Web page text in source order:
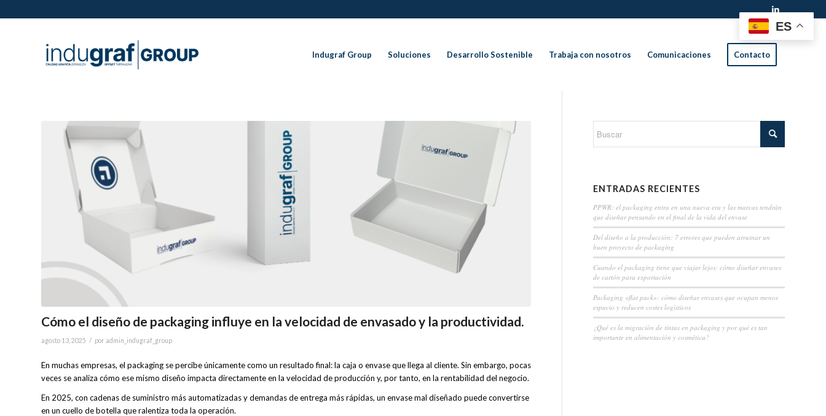
Indugraf Group Soluciones Desarrollo Sostenible Trabaja con nosotros Comunicaciones Contacto
Cómo el diseño de packaging influye en la velocidad de envasado y la productividad.
agosto 13, 2025 / por admin_indugraf_group
En muchas empresas, el packaging se percibe únicamente como un resultado final: la caja o envase que llega al cliente. Sin embargo, pocas
veces se analiza cómo ese mismo diseño impacta directamente en la velocidad de producción y, por tanto, en la rentabilidad del negocio.
En 2025, con cadenas de suministro más automatizadas y demandas de entrega más rápidas, un envase mal diseñado puede convertirse
en un cuello de botella que ralentiza toda la operación.
ENTRADAS RECIENTES
PPWR: el packaging entra en una nueva era y las marcas tendrán
que diseñar pensando en el final de la vida del envase
Del diseño a la producción: 7 errores que pueden arruinar un
buen proyecto de packaging
Cuando el packaging tiene que viajar lejos: cómo diseñar envases
de cartón para exportación
Packaging «flat pack»: cómo diseñar envases que ocupan menos
espacio y reducen costes logísticos
¿Qué es la migración de tintas en packaging y por qué es tan
importante en alimentación y cosmética?
ES